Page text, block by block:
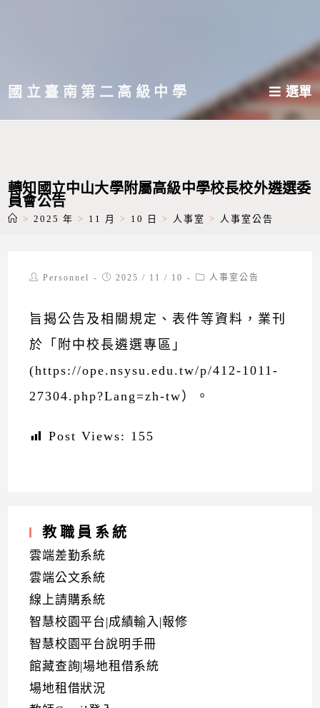
主國立臺南第二高級中學 選單
轉知國立中山大學附屬高級中學校長校外遴選委
員會公告
> 2025 年 > 11 月 > 10 日 > 人事室 > 人事室公告
PostPersonnel
Post2025 / 11 / 10
Post人事室公告
旨揭公告及相關規定、表件等資料，業刊
於「附中校長遴選專區」
(https://ope.nsysu.edu.tw/p/412-1011-
27304.php?Lang=zh-tw）。
Post Views: 155
教職員系統
雲端差勤系統
雲端公文系統
線上請購系統
智慧校園平台|成績輸入|報修
智慧校園平台說明手冊
館藏查詢|場地租借系統
場地租借狀況